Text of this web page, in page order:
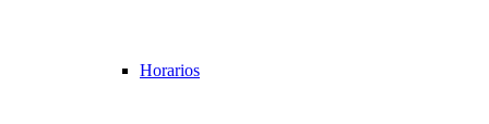
Horarios